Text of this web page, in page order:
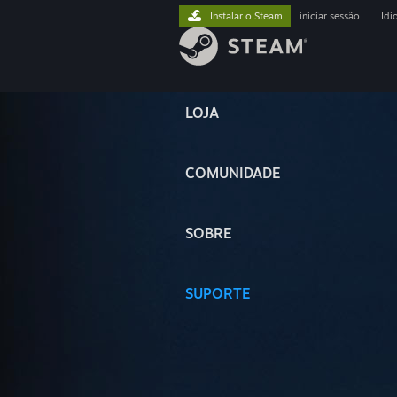
LOJA
COMUNIDADE
SOBRE
SUPORTE
Instalar o Steam iniciar sessão